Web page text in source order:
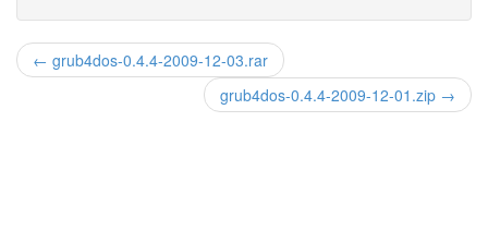
← grub4dos-0.4.4-2009-12-03.rar
grub4dos-0.4.4-2009-12-01.zip →